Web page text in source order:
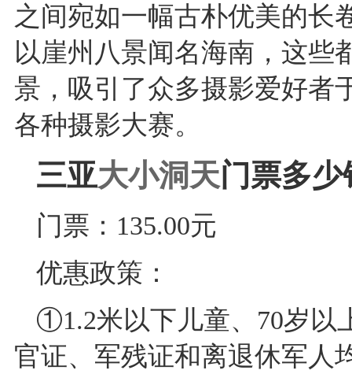
之间宛如一幅古朴优美的长
以崖州八景闻名海南，这些
景，吸引了众多摄影爱好者
各种摄影大赛。
三亚大小洞天门票多少
门票：135.00元
优惠政策：
①1.2米以下儿童、70岁以
官证、军残证和离退休军人